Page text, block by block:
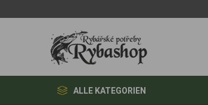
ALLE KATEGORIEN